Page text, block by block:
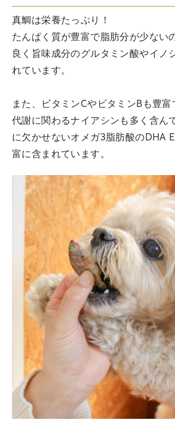
真鯛は栄養たっぷり！
たんぱく質が豊富で脂肪分が少ない
良く旨味成分のグルタミン酸やイノ
れています。
また、ビタミンCやビタミンBも豊
代謝に関わるナイアシンも多く含ん
に欠かせないオメガ3脂肪酸のDHA
富に含まれています。